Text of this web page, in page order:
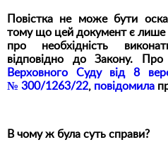
Повістка не може бути
тому що цей документ є лише
про необхідність
відповідно до Закону.
Верховного Суду від 8
№ 300/1263/22, повідомила
В чому ж була суть справи?